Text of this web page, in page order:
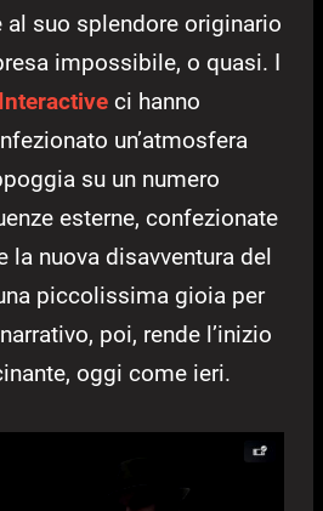
al suo splendore originario
impossibile, o quasi. I
ci hanno
un’atmosfera
su un numero
esterne, confezionate
la nuova disavventura del
piccolissima gioia per
poi, rende l’inizio
oggi come ieri.